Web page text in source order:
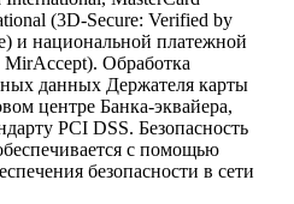
(3D-Secure: Verified by
и национальной платежной
Обработка
данных Держателя карты
центре Банка-эквайера,
PCI DSS. Безопасность
с помощью
безопасности в сети